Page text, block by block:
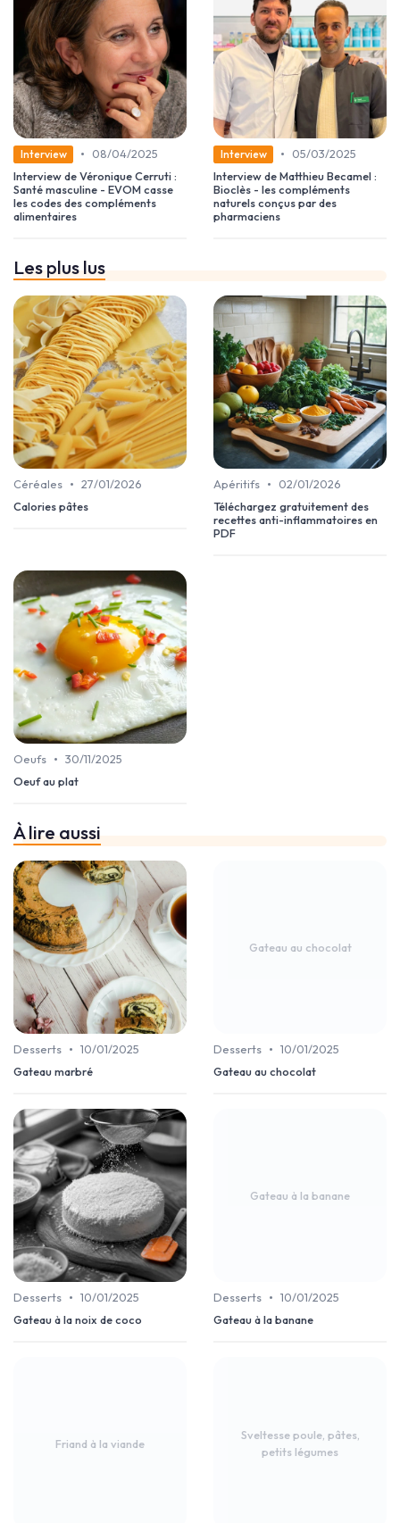
Interview •
08/04/2025
Interview de Véronique Cerruti :
Santé masculine - EVOM casse
les codes des compléments
alimentaires
Interview •
05/03/2025
Interview de Matthieu Becamel :
Bioclès - les compléments
naturels conçus par des
pharmaciens
Les plus lus
Céréales • 27/01/2026
Calories pâtes
Apéritifs •
02/01/2026
Téléchargez gratuitement des
recettes anti-inflammatoires en
PDF
Oeufs • 30/11/2025
Oeuf au plat
À lire aussi
Desserts • 10/01/2025
Gateau marbré
Gateau au chocolat
Desserts • 10/01/2025
Gateau au chocolat
Desserts • 10/01/2025
Gateau à la noix de coco
Gateau à la banane
Desserts • 10/01/2025
Gateau à la banane
Friand à la viande
Sveltesse poule, pâtes,
petits légumes